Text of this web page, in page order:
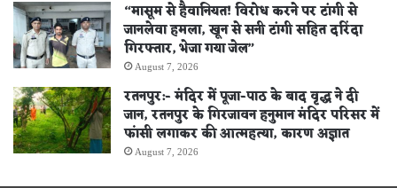
“मासूम से हैवानियत! विरोध करने पर टांगी से
जानलेवा हमला, खून से सनी टांगी सहित दरिंदा
गिरफ्तार, भेजा गया जेल”
August 7, 2026
रतनपुर:- मंदिर में पूजा-पाठ के बाद वृद्ध ने दी
जान, रतनपुर के गिरजावन हनुमान मंदिर परिसर में
फांसी लगाकर की आत्महत्या, कारण अज्ञात
August 7, 2026